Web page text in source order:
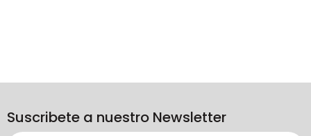
Suscribete a nuestro Newsletter